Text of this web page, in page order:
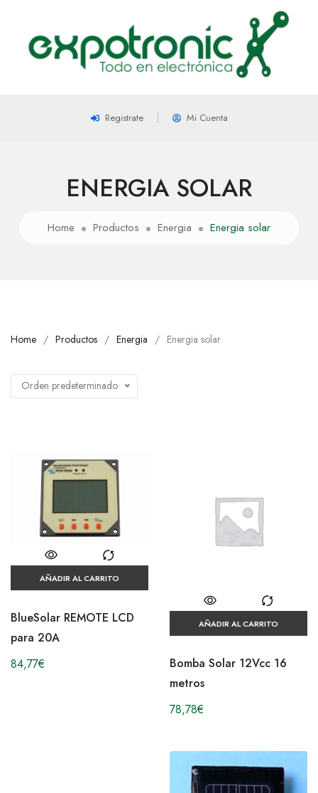
Registrate Mi Cuenta
ENERGIA SOLAR
Home Productos Energia Energia solar
Home Productos Energia Energia solar
Orden predeterminado
AÑADIR AL CARRITO
BlueSolar REMOTE LCD
para 20A
84,77€
AÑADIR AL CARRITO
Bomba Solar 12Vcc 16
metros
78,78€